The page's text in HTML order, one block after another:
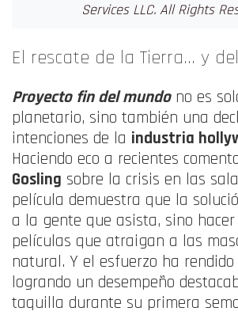
Services LLC. All Rights
El rescate de la Tierra… y
Proyecto fin del mundono es
planetario, sino también una
intenciones de la industria
Haciendo eco a recientes
Gosling sobre la crisis en las
película demuestra que la
a la gente que asista, sino
películas que atraigan a las
natural. Y el esfuerzo ha
logrando un desempeño
taquilla durante su primera